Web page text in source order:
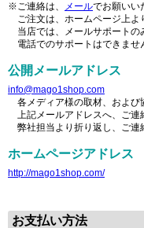
※ご連絡は、
メールでお願いい
ご注文は、ホームページ上よ
当店では、メールサポートの
電話でのサポートはできませ
公開メールアドレス
info@mago1shop.com
各メディア様の取材、および
上記メールアドレスへ、ご連
弊社担当より折り返し、ご連
ホームページアドレス
http://mago1shop.com/
お支払い方法